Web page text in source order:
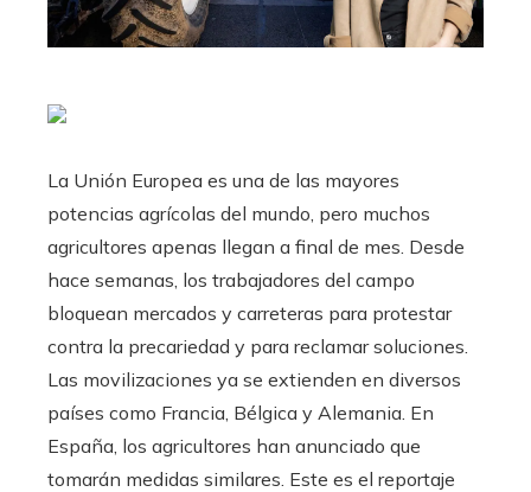
La Unión Europea es una de las mayores
potencias agrícolas del mundo, pero muchos
agricultores apenas llegan a final de mes. Desde
hace semanas, los trabajadores del campo
bloquean mercados y carreteras para protestar
contra la precariedad y para reclamar soluciones.
Las movilizaciones ya se extienden en diversos
países como Francia, Bélgica y Alemania. En
España, los agricultores han anunciado que
tomarán medidas similares. Este es el reportaje